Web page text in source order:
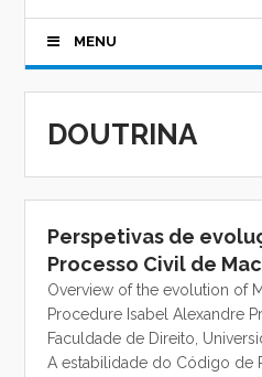
MENU
DOUTRINA
Perspetivas de
Processo Civil de
Overview of the evolution of
Procedure Isabel Alexandre
Faculdade de Direito,
A estabilidade do Código de